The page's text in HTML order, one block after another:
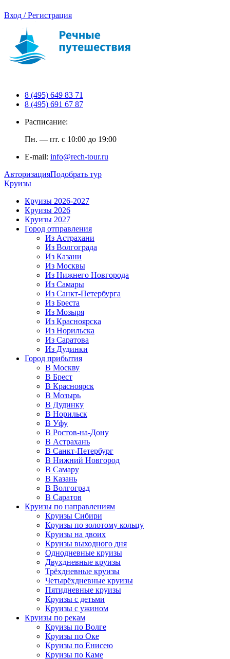
Вход / Регистрация
8 (495) 649 83 71
8 (495) 691 67 87
Расписание:
Пн. — пт. с 10:00 до 19:00
E-mail: info@rech-tour.ru
АвторизацияПодобрать тур
Круизы
Круизы 2026-2027
Круизы 2026
Круизы 2027
Город отправления
Из Астрахани
Из Волгограда
Из Казани
Из Москвы
Из Нижнего Новгорода
Из Самары
Из Санкт-Петербурга
Из Бреста
Из Мозыря
Из Красноярска
Из Норильска
Из Саратова
Из Дудинки
Город прибытия
В Москву
В Брест
В Красноярск
В Мозырь
В Дудинку
В Норильск
В Уфу
В Ростов-на-Дону
В Астрахань
В Санкт-Петербург
В Нижний Новгород
В Самару
В Казань
В Волгоград
В Саратов
Круизы по направлениям
Круизы Сибири
Круизы по золотому кольцу
Круизы на двоих
Круизы выходного дня
Однодневные круизы
Двухдневные круизы
Трёхдневные круизы
Четырёхдневные круизы
Пятидневные круизы
Круизы с детьми
Круизы с ужином
Круизы по рекам
Круизы по Волге
Круизы по Оке
Круизы по Енисею
Круизы по Каме